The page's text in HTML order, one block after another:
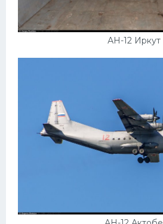
АН-12 Иркут